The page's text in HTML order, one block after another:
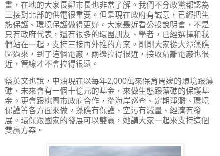
畫，在地的大家長鄭市長也非常了解。我們不分政黨都認為
三接對北部的供電很重要。但是現在政府有誠意，已經把生
態保護、環境保護做得更好。大家最近看公投說明會，不是
只有政府代表，還有很多的環團朋友、學者，已經選擇和我
們站在一起，支持三接再外推的方案。剛剛大家從大潭藻礁
區過來，到了這個電廠，兩邊拉得很近，接收站離電廠也很
近，管線才不會拉得很遠。
蔡英文也說，中油現在以每年2,000萬來保育周邊的環境跟藻
礁，未來會有一個十億元的基金，來做生態跟藻礁的保護基
金。更會跟桃園市政府合作，從海岸巡查、定期淨灘、環境
保護等各方面來做。藻礁有保護、空污有減量、經濟有發
展。環保跟國家的發展可以雙贏，她請大家一起來支持這個
雙贏方案。